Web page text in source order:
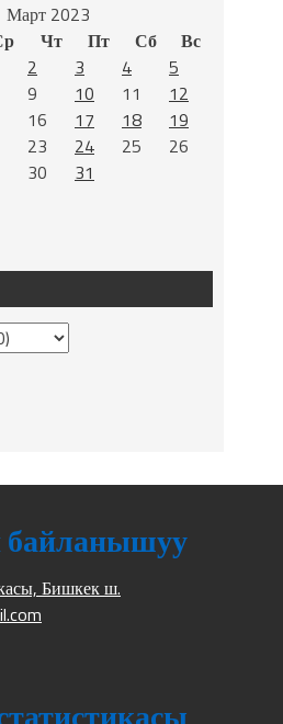
Март 2023
Чт Пт Сб
Вс
2 3 4
5
9 10 11
12
16 17 18
19
23 24 25
26
30
31
байланышуу
Бишкек ш.